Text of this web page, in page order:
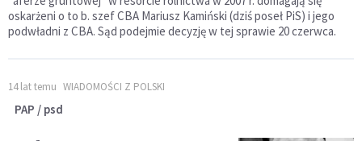
oskarżeni o to b. szef CBA Mariusz Kamiński (dziś poseł PiS) i jego
podwładni z CBA. Sąd podejmie decyzję w tej sprawie 20 czerwca.
14 lat temu WIADOMOŚCI Z POLSKI
PAP / psd